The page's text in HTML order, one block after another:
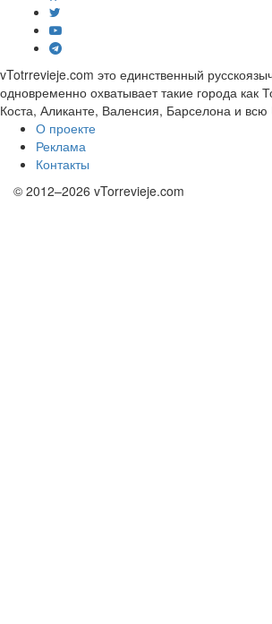
vTotrrevieje.com это единственный
одновременно охватывает такие города как
Коста, Аликанте, Валенсия, Барселона и
О проекте
Реклама
Контакты
© 2012–2026 vTorrevieje.com